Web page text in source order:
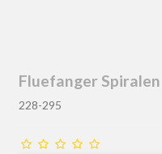
Fluefanger Spiralen
228-295